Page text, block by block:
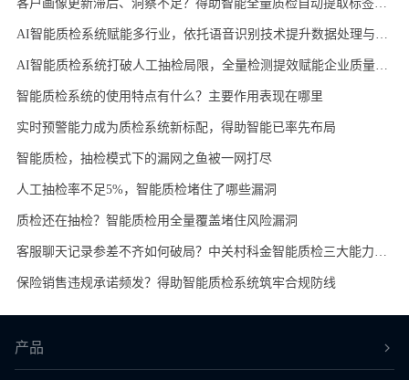
客户画像更新滞后、洞察不足？得助智能全量质检自动提取标签动态更新
AI智能质检系统赋能多行业，依托语音识别技术提升数据处理与合规效率
AI智能质检系统打破人工抽检局限，全量检测提效赋能企业质量管控发展
智能质检系统的使用特点有什么？主要作用表现在哪里
实时预警能力成为质检系统新标配，得助智能已率先布局
智能质检，抽检模式下的漏网之鱼被一网打尽
人工抽检率不足5%，智能质检堵住了哪些漏洞
质检还在抽检？智能质检用全量覆盖堵住风险漏洞
客服聊天记录参差不齐如何破局？中关村科金智能质检三大能力重构服务标准
保险销售违规承诺频发？得助智能质检系统筑牢合规防线
产品